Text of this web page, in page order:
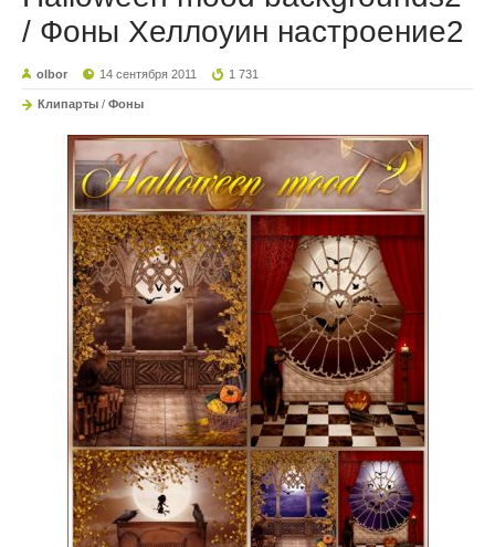
/ Фоны Хеллоуин настроение2
olbor 14 сентября 2011 1 731
Клипарты / Фоны